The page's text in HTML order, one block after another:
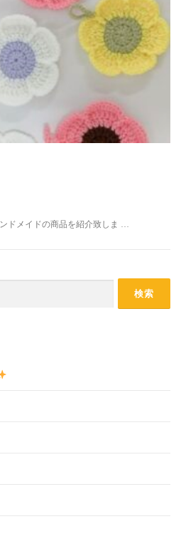
ドメイドの商品を紹介致しま …